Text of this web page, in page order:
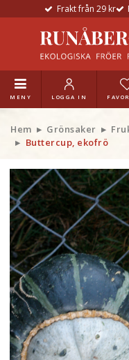
Frakt från 29 kr
MENY LOGGA IN
Hem Grönsaker
Buttercup, ekofrö